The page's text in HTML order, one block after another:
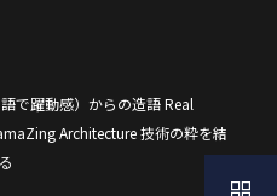
で躍動感）からの造語 Real
Architecture 技術の粋を結